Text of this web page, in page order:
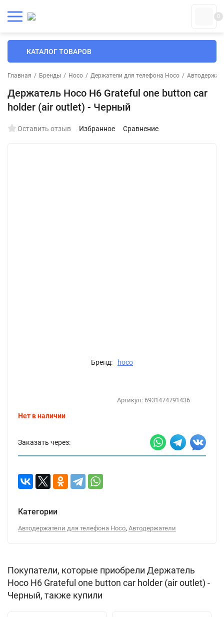
0
КАТАЛОГ ТОВАРОВ
Главная / Бренды / Hoco / Держатели для телефона Hoco /
Держатель Hoco H6 Grateful one button car
holder (air outlet) - Черный
Оставить отзыв Избранное Сравнение
Бренд: hoco
Артикул: 6931474791436
Нет в наличии
Заказать через:
Категории
Автодержатели для телефона Hoco, Автодержатели
Покупатели, которые приобрели Держатель
Hoco H6 Grateful one button car holder (air outlet) -
Черный, также купили